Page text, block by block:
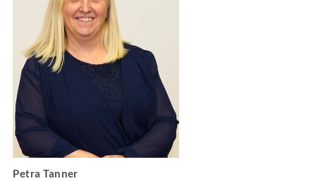
Petra Tanner